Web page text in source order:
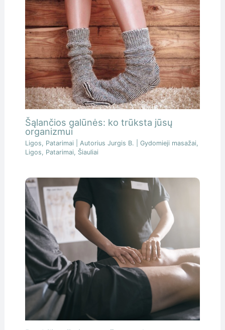
Šąlančios galūnės: ko trūksta jūsų
organizmui
Ligos, Patarimai | Autorius Jurgis B. Gydomieji masažai,
Ligos, Patarimai, Šiauliai